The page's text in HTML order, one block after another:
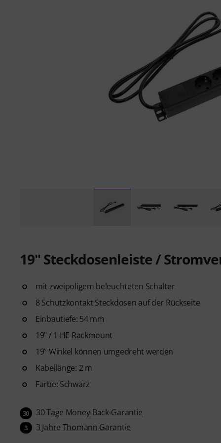
19" Steckdosenleiste /
mit zweipoligem beleuchteten Schalter
8 Schutzkontakt Steckdosen auf der Rückseite
Einbautiefe: 54 mm
19" / 1 HE Rackmount
19” Winkel können umgedreht werden
Kabellänge: 2 m
Farbe: Schwarz
30 30 Tage Money-Back-Garantie
3 3 Jahre Thomann Garantie